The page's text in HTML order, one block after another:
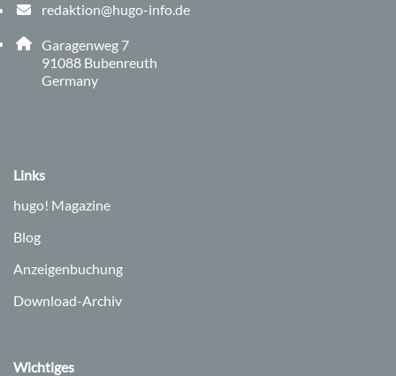
redaktion@hugo-info.de
E-Mail Adresse: redaktion@hugo-info.de
Adresse:
Garagenweg 7
91088 , 9 1 0 8 8
Bubenreuth
Germany
Links
hugo! Magazine
Blog
Anzeigenbuchung
Download-Archiv
Wichtiges